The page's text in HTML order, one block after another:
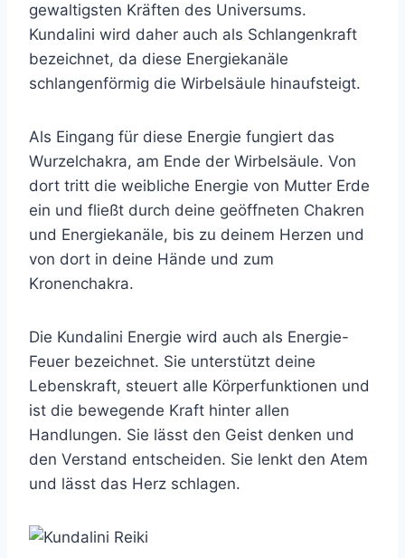
gewaltigsten Kräften des Universums.
Kundalini wird daher auch als Schlangenkraft
bezeichnet, da diese Energiekanäle
schlangenförmig die Wirbelsäule hinaufsteigt.
Als Eingang für diese Energie fungiert das
Wurzelchakra, am Ende der Wirbelsäule. Von
dort tritt die weibliche Energie von Mutter Erde
ein und fließt durch deine geöffneten Chakren
und Energiekanäle, bis zu deinem Herzen und
von dort in deine Hände und zum
Kronenchakra.
Die Kundalini Energie wird auch als Energie-
Feuer bezeichnet. Sie unterstützt deine
Lebenskraft, steuert alle Körperfunktionen und
ist die bewegende Kraft hinter allen
Handlungen. Sie lässt den Geist denken und
den Verstand entscheiden. Sie lenkt den Atem
und lässt das Herz schlagen.